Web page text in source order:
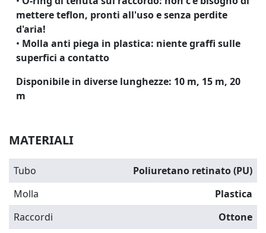
mettere teflon, pronti all'uso e senza perdite
d'aria!
• Molla anti piega in plastica: niente graffi sulle
superfici a contatto
Disponibile in diverse lunghezze: 10 m, 15 m, 20
m
MATERIALI
Tubo
Poliuretano retinato (PU)
Molla
Plastica
Raccordi
Ottone